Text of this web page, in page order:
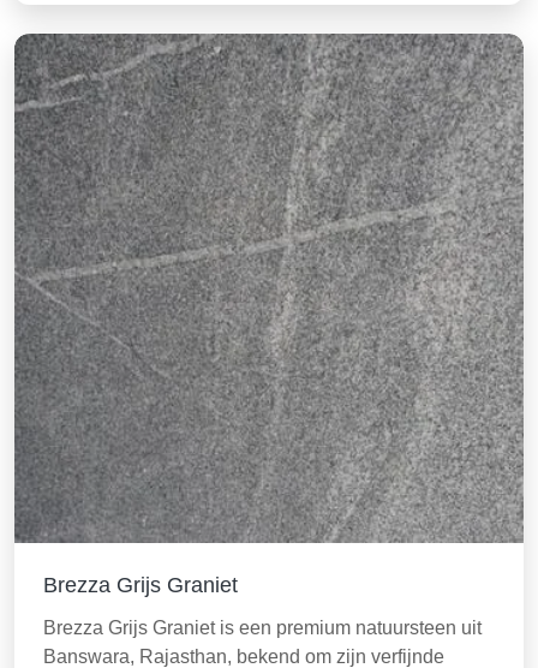
Brezza Grijs Graniet
Brezza Grijs Graniet is een premium natuursteen uit
Banswara, Rajasthan, bekend om zijn verfijnde